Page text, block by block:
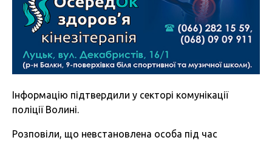
Інформацію підтвердили у секторі комунікації
поліції Волині.
Розповіли, що невстановлена особа під час